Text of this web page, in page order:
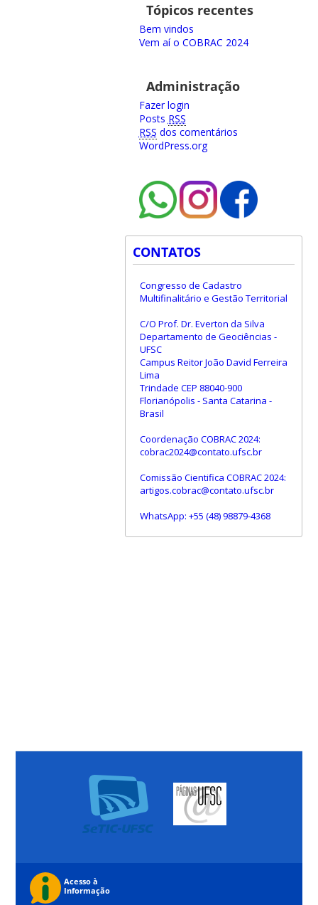
Tópicos recentes
Bem vindos
Vem aí o COBRAC 2024
Administração
Fazer login
Posts RSS
RSS dos comentários
WordPress.org
CONTATOS
Congresso de Cadastro
Multifinalitário e Gestão Territorial
C/O Prof. Dr. Everton da Silva
Departamento de Geociências -
UFSC
Campus Reitor João David Ferreira
Lima
Trindade CEP 88040-900
Florianópolis - Santa Catarina -
Brasil
Coordenação COBRAC 2024:
cobrac2024@contato.ufsc.br
Comissão Cientifica COBRAC 2024:
artigos.cobrac@contato.ufsc.br
WhatsApp: +55 (48) 98879-4368